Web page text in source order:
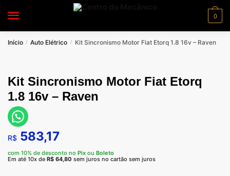
0
Início / Auto Elétrico / Kit Sincronismo Motor Fiat Etorq 1.8 16v – Raven
Kit Sincronismo Motor Fiat Etorq
1.8 16v – Raven
R$ 583,17
com 10% de desconto no Pix ou Boleto
Em até 10x de R$ 64,80 sem juros no cartão sem juros